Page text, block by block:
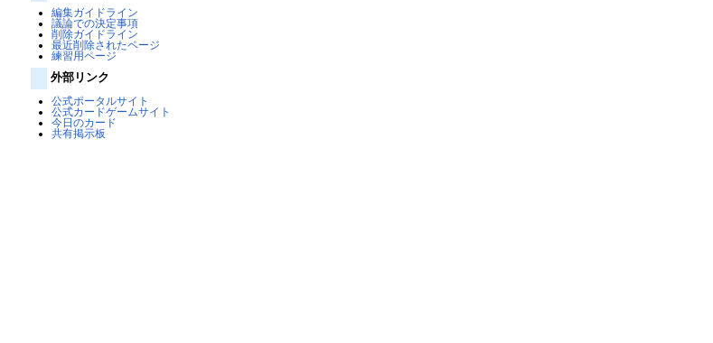
編集ガイドライン
議論での決定事項
削除ガイドライン
最近削除されたページ
練習用ページ
外部リンク
公式ポータルサイト
公式カードゲームサイト
今日のカード
共有掲示板